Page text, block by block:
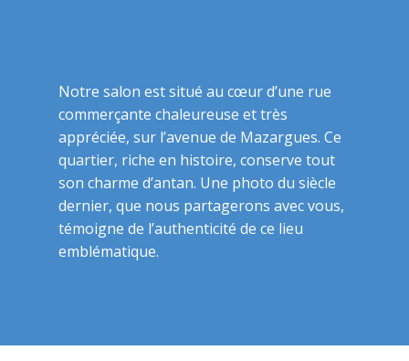
Notre salon est situé au cœur d’une rue
commerçante chaleureuse et très
appréciée, sur l’avenue de Mazargues. Ce
quartier, riche en histoire, conserve tout
son charme d’antan. Une photo du siècle
dernier, que nous partagerons avec vous,
témoigne de l’authenticité de ce lieu
emblématique.